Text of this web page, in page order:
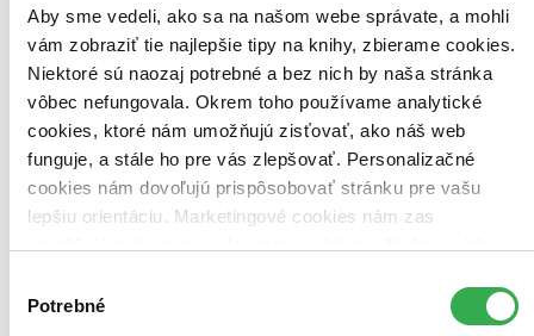
Aby sme vedeli, ako sa na našom webe správate, a mohli
vám zobraziť tie najlepšie tipy na knihy, zbierame cookies.
Niektoré sú naozaj potrebné a bez nich by naša stránka
vôbec nefungovala. Okrem toho používame analytické
cookies, ktoré nám umožňujú zisťovať, ako náš web
funguje, a stále ho pre vás zlepšovať. Personalizačné
cookies nám dovoľujú prispôsobovať stránku pre vašu
lepšiu orientáciu. Marketingové cookies nám zas
keby sme mohli používať všetky tieto cookies. Ďakujeme!
súhlasu
Potrebné